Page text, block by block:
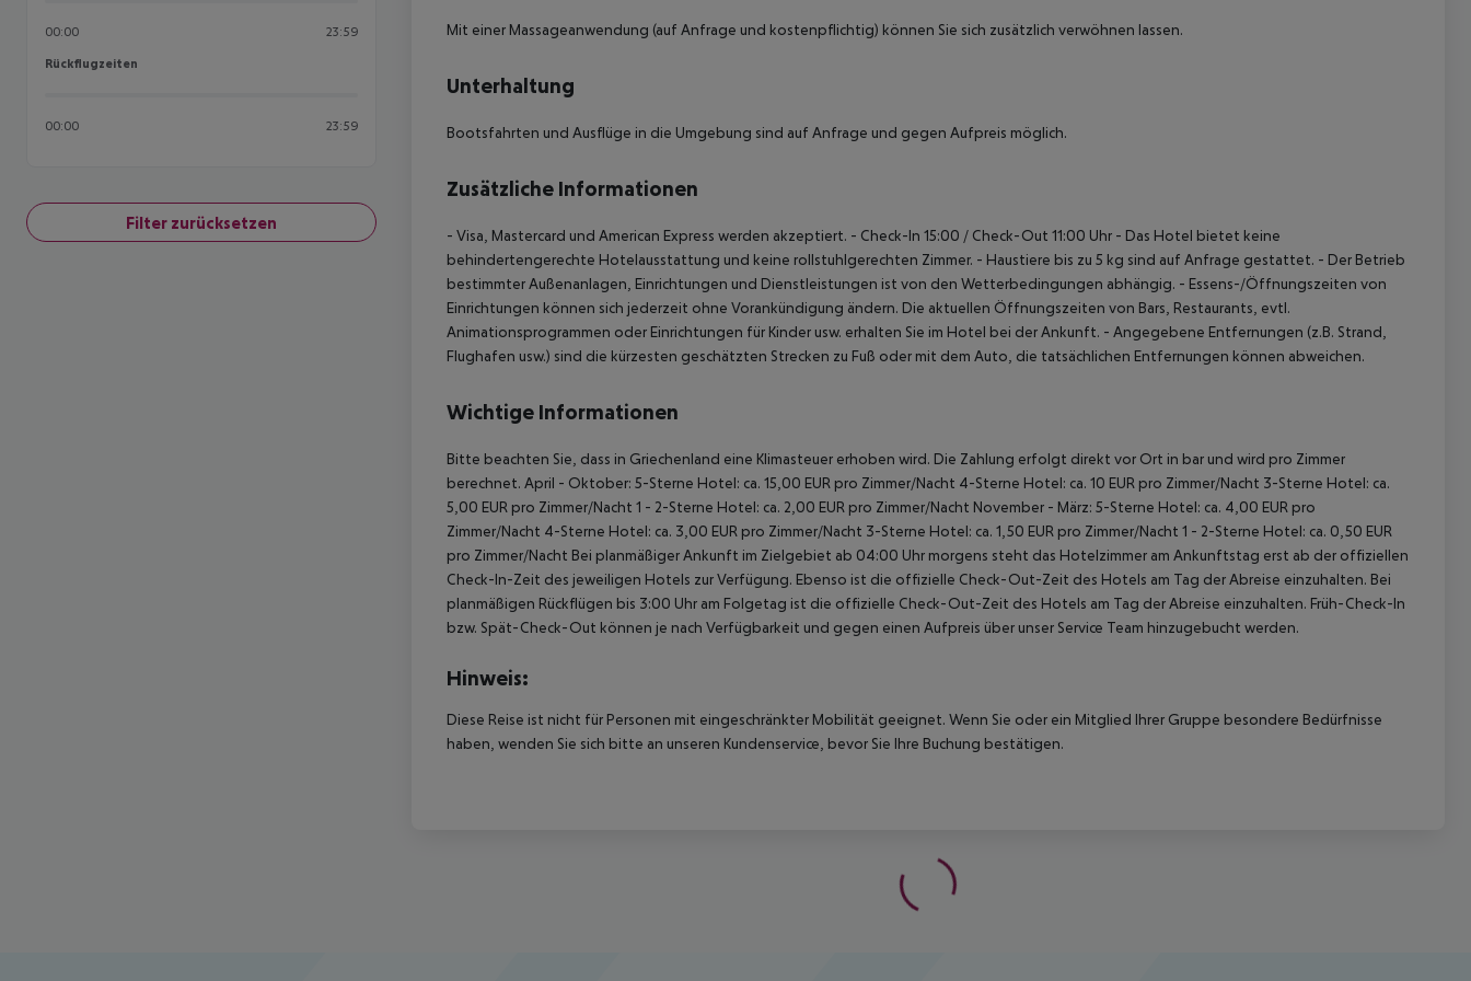
00:00 23:59
Rückflugzeiten
Rückflugzeiten
00:00 23:59
Filter zurücksetzen
Mit einer Massageanwendung (auf Anfrage und kostenpflichtig) können Sie sich zusätzlich verwöhnen lassen.
Unterhaltung
Bootsfahrten und Ausflüge in die Umgebung sind auf Anfrage und gegen Aufpreis möglich.
Zusätzliche Informationen
- Visa, Mastercard und American Express werden akzeptiert. - Check-In 15:00 / Check-Out 11:00 Uhr - Das Hotel bietet keine
behindertengerechte Hotelausstattung und keine rollstuhlgerechten Zimmer. - Haustiere bis zu 5 kg sind auf Anfrage gestattet. - Der Betrieb
bestimmter Außenanlagen, Einrichtungen und Dienstleistungen ist von den Wetterbedingungen abhängig. - Essens-/Öffnungszeiten von
Einrichtungen können sich jederzeit ohne Vorankündigung ändern. Die aktuellen Öffnungszeiten von Bars, Restaurants, evtl.
Animationsprogrammen oder Einrichtungen für Kinder usw. erhalten Sie im Hotel bei der Ankunft. - Angegebene Entfernungen (z.B. Strand,
Flughafen usw.) sind die kürzesten geschätzten Strecken zu Fuß oder mit dem Auto, die tatsächlichen Entfernungen können abweichen.
Wichtige Informationen
Bitte beachten Sie, dass in Griechenland eine Klimasteuer erhoben wird. Die Zahlung erfolgt direkt vor Ort in bar und wird pro Zimmer
berechnet. April - Oktober: 5-Sterne Hotel: ca. 15,00 EUR pro Zimmer/Nacht 4-Sterne Hotel: ca. 10 EUR pro Zimmer/Nacht 3-Sterne Hotel: ca.
5,00 EUR pro Zimmer/Nacht 1 - 2-Sterne Hotel: ca. 2,00 EUR pro Zimmer/Nacht November - März: 5-Sterne Hotel: ca. 4,00 EUR pro
Zimmer/Nacht 4-Sterne Hotel: ca. 3,00 EUR pro Zimmer/Nacht 3-Sterne Hotel: ca. 1,50 EUR pro Zimmer/Nacht 1 - 2-Sterne Hotel: ca. 0,50 EUR
pro Zimmer/Nacht Bei planmäßiger Ankunft im Zielgebiet ab 04:00 Uhr morgens steht das Hotelzimmer am Ankunftstag erst ab der offiziellen
Check-In-Zeit des jeweiligen Hotels zur Verfügung. Ebenso ist die offizielle Check-Out-Zeit des Hotels am Tag der Abreise einzuhalten. Bei
planmäßigen Rückflügen bis 3:00 Uhr am Folgetag ist die offizielle Check-Out-Zeit des Hotels am Tag der Abreise einzuhalten. Früh-Check-In
bzw. Spät-Check-Out können je nach Verfügbarkeit und gegen einen Aufpreis über unser Service Team hinzugebucht werden.
Hinweis:
Diese Reise ist nicht für Personen mit eingeschränkter Mobilität geeignet. Wenn Sie oder ein Mitglied Ihrer Gruppe besondere Bedürfnisse
haben, wenden Sie sich bitte an unseren Kundenservice, bevor Sie Ihre Buchung bestätigen.